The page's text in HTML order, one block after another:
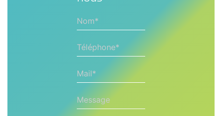
Nom*
Téléphone*
Mail*
Message